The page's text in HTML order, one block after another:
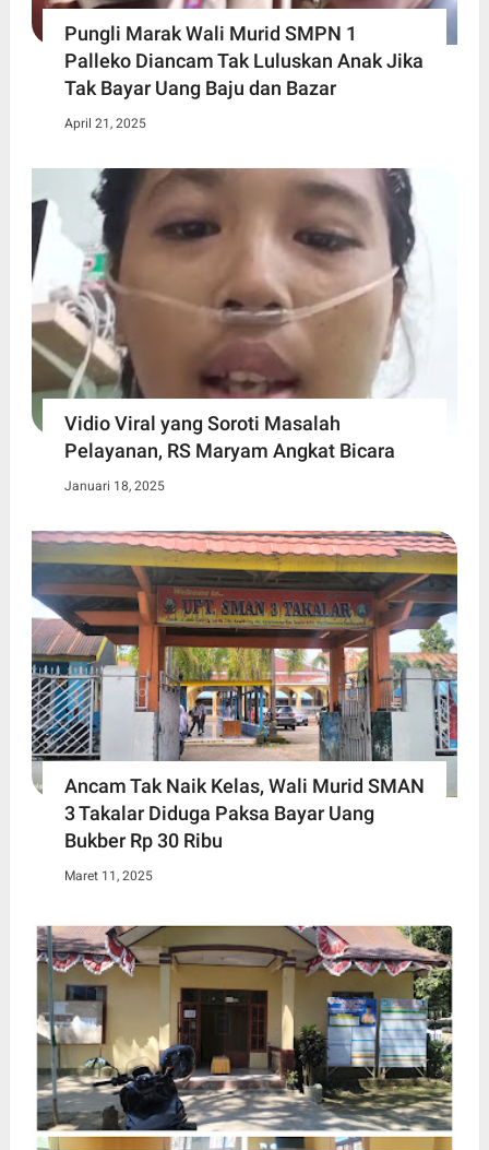
Pungli Marak Wali Murid SMPN 1
Palleko Diancam Tak Luluskan Anak Jika
Tak Bayar Uang Baju dan Bazar
April 21, 2025
Vidio Viral yang Soroti Masalah
Pelayanan, RS Maryam Angkat Bicara
Januari 18, 2025
Ancam Tak Naik Kelas, Wali Murid SMAN
3 Takalar Diduga Paksa Bayar Uang
Bukber Rp 30 Ribu
Maret 11, 2025